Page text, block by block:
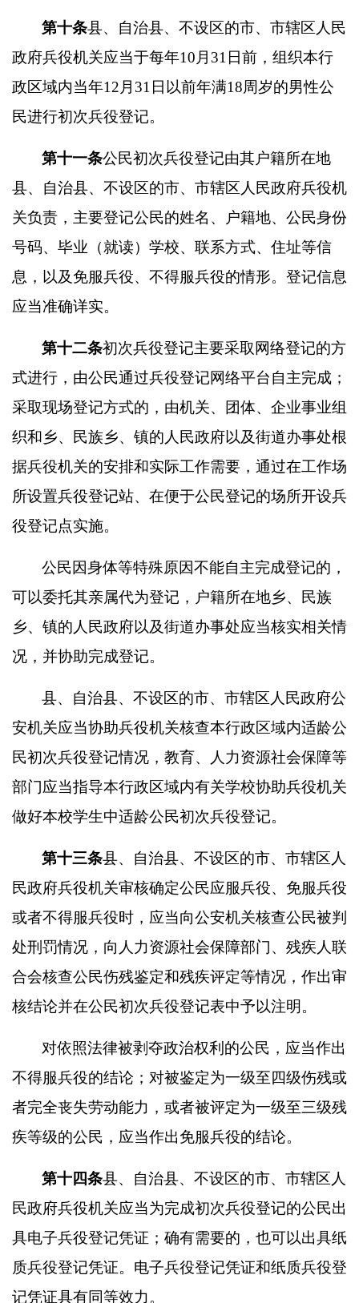
第十条县、自治县、不设区的市、市辖区人民
政府兵役机关应当于每年10 月 31 日前，组织本行
政区域内当年12 月 31 日以前年满18周岁的男性公
民进行初次兵役登记。
第十一条公民初次兵役登记由其户籍所在地
县、自治县、不设区的市、市辖区人民政府兵役机
关负责，主要登记公民的姓名、户籍地、公民身份
号码、毕业（就读）学校、联系方式、住址等信
息，以及免服兵役、不得服兵役的情形。登记信息
应当准确详实。
第十二条初次兵役登记主要采取网络登记的方
式进行，由公民通过兵役登记网络平台自主完成；
采取现场登记方式的，由机关、团体、企业事业组
织和乡、民族乡、镇的人民政府以及街道办事处根
据兵役机关的安排和实际工作需要，通过在工作场
所设置兵役登记站、在便于公民登记的场所开设兵
役登记点实施。
公民因身体等特殊原因不能自主完成登记的，
可以委托其亲属代为登记，户籍所在地乡、民族
乡、镇的人民政府以及街道办事处应当核实相关情
况，并协助完成登记。
县、自治县、不设区的市、市辖区人民政府公
安机关应当协助兵役机关核查本行政区域内适龄公
民初次兵役登记情况，教育、人力资源社会保障等
部门应当指导本行政区域内有关学校协助兵役机关
做好本校学生中适龄公民初次兵役登记。
第十三条县、自治县、不设区的市、市辖区人
民政府兵役机关审核确定公民应服兵役、免服兵役
或者不得服兵役时，应当向公安机关核查公民被判
处刑罚情况，向人力资源社会保障部门、残疾人联
合会核查公民伤残鉴定和残疾评定等情况，作出审
核结论并在公民初次兵役登记表中予以注明。
对依照法律被剥夺政治权利的公民，应当作出
不得服兵役的结论；对被鉴定为一级至四级伤残或
者完全丧失劳动能力，或者被评定为一级至三级残
疾等级的公民，应当作出免服兵役的结论。
第十四条县、自治县、不设区的市、市辖区人
民政府兵役机关应当为完成初次兵役登记的公民出
具电子兵役登记凭证；确有需要的，也可以出具纸
质兵役登记凭证。电子兵役登记凭证和纸质兵役登
记凭证具有同等效力。